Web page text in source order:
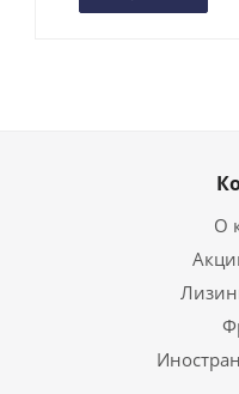
О